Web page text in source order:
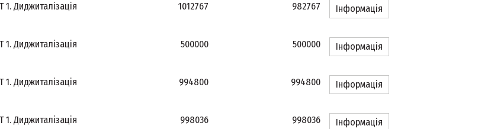
1. Диджиталізація 1012767 982767 Інформація
1. Диджиталізація 500000 500000 Інформація
1. Диджиталізація 994800 994800 Інформація
1. Диджиталізація 998036 998036 Інформація